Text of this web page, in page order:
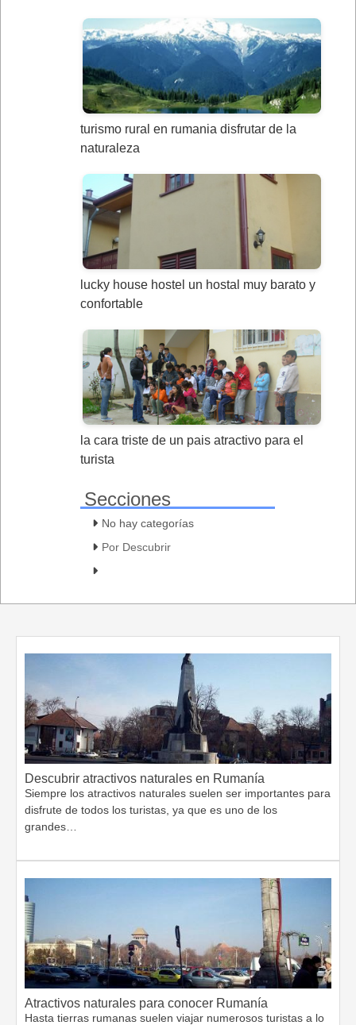
turismo rural en rumania disfrutar de la
naturaleza
lucky house hostel un hostal muy barato y
confortable
la cara triste de un pais atractivo para el
turista
Secciones
No hay categorías
Por Descubrir
Descubrir atractivos naturales en Rumanía
Siempre los atractivos naturales suelen ser importantes para
disfrute de todos los turistas, ya que es uno de los
grandes…
Atractivos naturales para conocer Rumanía
Hasta tierras rumanas suelen viajar numerosos turistas a lo